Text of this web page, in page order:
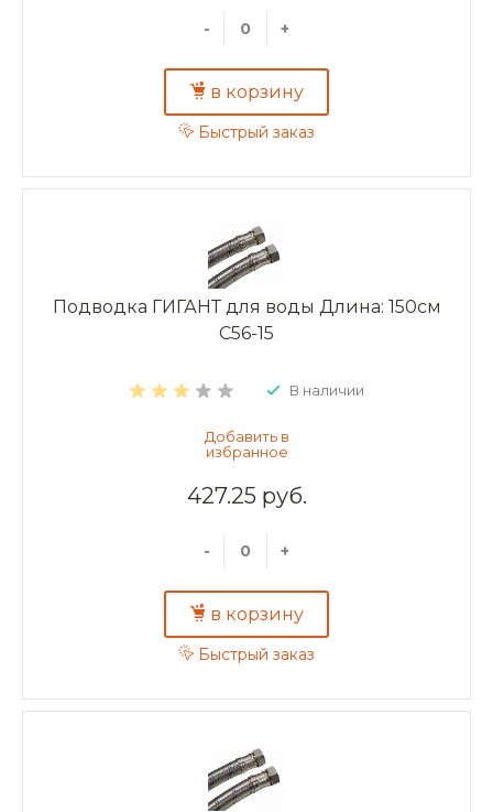
- +
в корзину
Быстрый заказ
Подводка ГИГАНТ для воды Длина: 150см
C56-15
В наличии
427.25 руб.
- +
в корзину
Быстрый заказ